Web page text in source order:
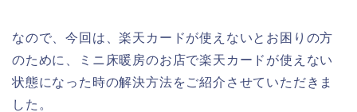
なので、今回は、楽天カードが使えないとお困りの方
のために、ミニ床暖房のお店で楽天カードが使えない
状態になった時の解決方法をご紹介させていただきま
した。